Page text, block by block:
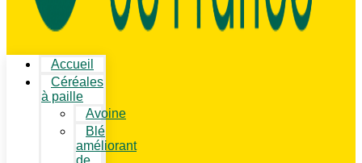
Accueil
Céréales
à paille
Avoine
Blé
améliorant
de